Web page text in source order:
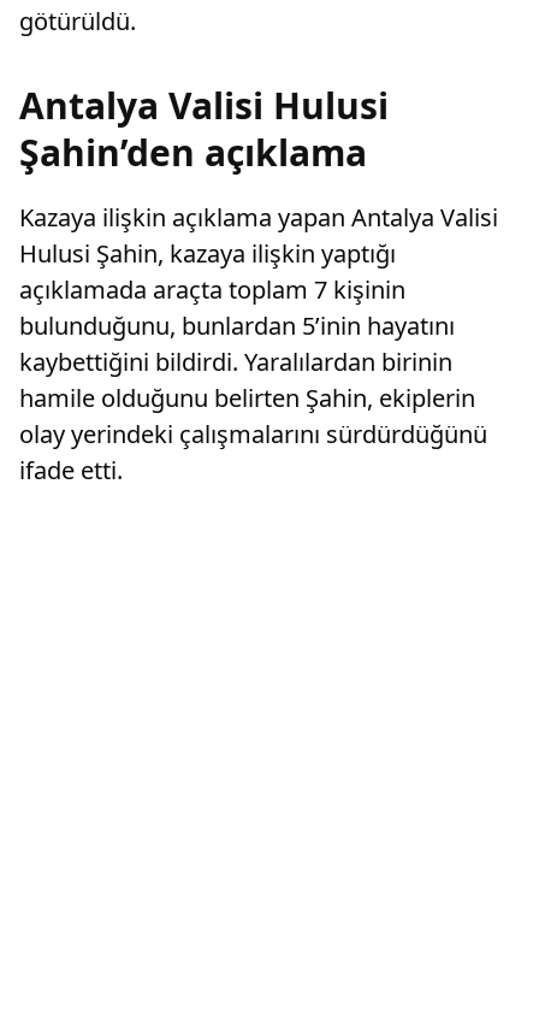
götürüldü.
Antalya Valisi Hulusi
Şahin’den açıklama
Kazaya ilişkin açıklama yapan Antalya Valisi
Hulusi Şahin, kazaya ilişkin yaptığı
açıklamada araçta toplam 7 kişinin
bulunduğunu, bunlardan 5’inin hayatını
kaybettiğini bildirdi. Yaralılardan birinin
hamile olduğunu belirten Şahin, ekiplerin
olay yerindeki çalışmalarını sürdürdüğünü
ifade etti.